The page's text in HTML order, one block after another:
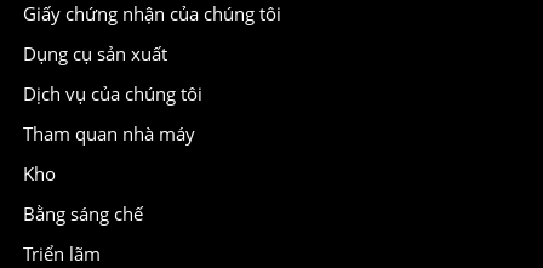
Giấy chứng nhận của chúng tôi
Dụng cụ sản xuất
Dịch vụ của chúng tôi
Tham quan nhà máy
Kho
Bằng sáng chế
Triển lãm